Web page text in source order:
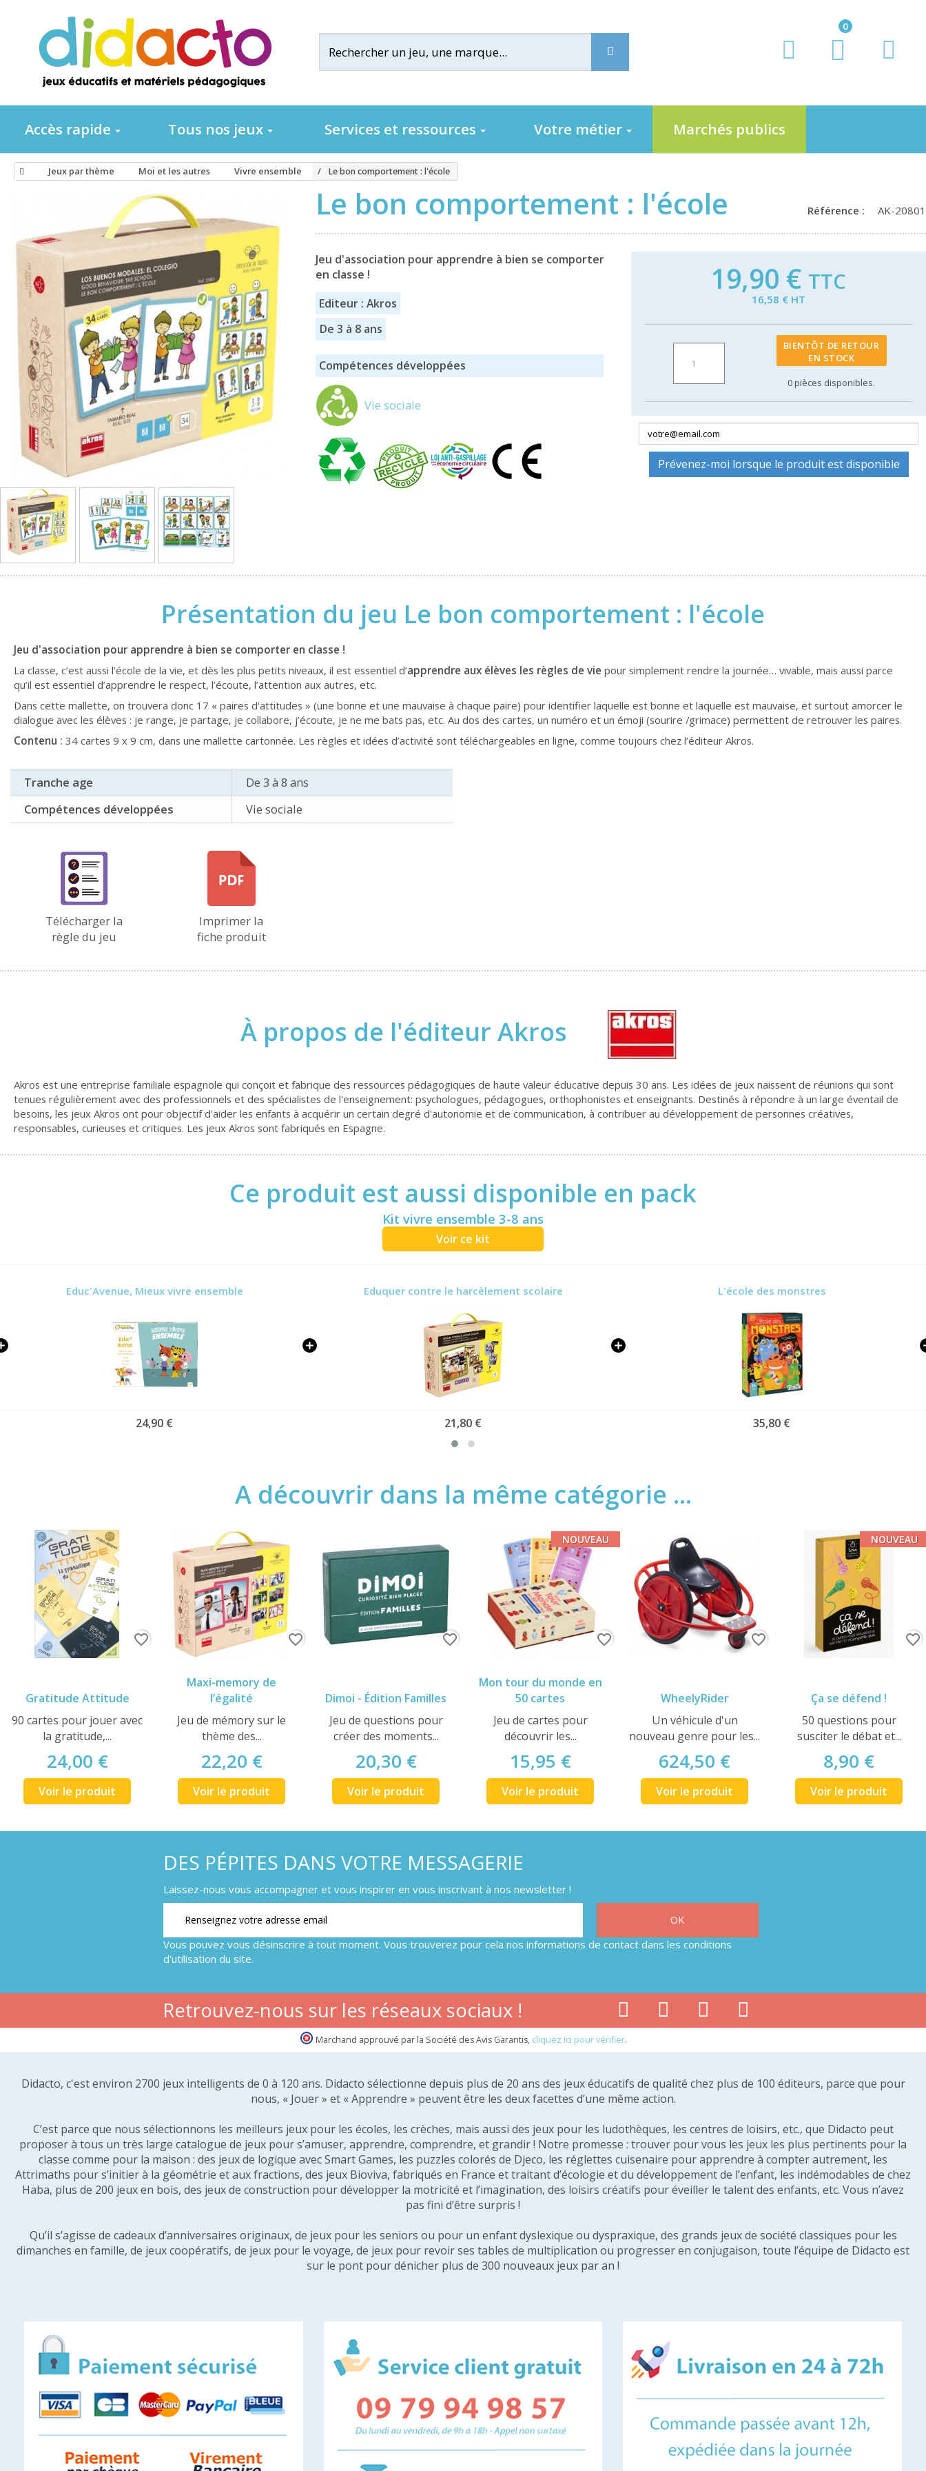
0
Accès rapide Tous nos jeux Services et ressources Votre métier Marchés publics
Jeux par thème Moi et les autres Vivre ensemble Le bon comportement : l'école
Le bon comportement : l'école Référence : AK-20801
Jeu d'association pour apprendre à bien se comporter
en classe !
Editeur : Akros
De 3 à 8 ans
Compétences développées
Vie sociale
19,90 € TTC
16,58 € HT
BIENTÔT DE RETOUR
EN STOCK
0pièces disponibles.
Prévenez-moi lorsque le produit est disponible
Présentation du jeu Le bon comportement : l'école
Jeu d'association pour apprendre à bien se comporter en classe !
La classe, c’est aussi l’école de la vie, et dès les plus petits niveaux, il est essentiel d’apprendre aux élèves les règles de vie pour simplement rendre la journée… vivable, mais aussi parce
qu’il est essentiel d’apprendre le respect, l’écoute, l’attention aux autres, etc.
Dans cette mallette, on trouvera donc 17 « paires d'attitudes » (une bonne et une mauvaise à chaque paire) pour identifier laquelle est bonne et laquelle est mauvaise, et surtout amorcer le
dialogue avec les élèves : je range, je partage, je collabore, j’écoute, je ne me bats pas, etc. Au dos des cartes, un numéro et un émoji (sourire /grimace) permettent de retrouver les paires.
Contenu : 34 cartes 9 x 9 cm, dans une mallette cartonnée. Les règles et idées d’activité sont téléchargeables en ligne, comme toujours chez l’éditeur Akros.
Tranche age
De 3 à 8 ans
Compétences développées
Vie sociale
Télécharger la
règle du jeu
Imprimer la
fiche produit
À propos de l'éditeur Akros
Akros est une entreprise familiale espagnole qui conçoit et fabrique des ressources pédagogiques de haute valeur éducative depuis 30 ans. Les idées de jeux naissent de réunions qui sont
tenues régulièrement avec des professionnels et des spécialistes de l'enseignement: psychologues, pédagogues, orthophonistes et enseignants. Destinés à répondre à un large éventail de
besoins, les jeux Akros ont pour objectif d'aider les enfants à acquérir un certain degré d'autonomie et de communication, à contribuer au développement de personnes créatives,
responsables, curieuses et critiques. Les jeux Akros sont fabriqués en Espagne.
Ce produit est aussi disponible en pack
Kit vivre ensemble 3-8 ans
Voir ce kit
Educ'Avenue, Mieux vivre ensemble
24,90 €
Eduquer contre le harcèlement scolaire
21,80 €
L'école des monstres
35,80 €
A découvrir dans la même catégorie ...
Gratitude Attitude
90 cartes pour jouer avec
la gratitude,...
24,00 €
Voir le produit
favorite_border
Maxi-memory de
l’égalité
Jeu de mémory sur le
thème des...
22,20 €
Voir le produit
favorite_border
Dimoi - Édition Familles
Jeu de questions pour
créer des moments...
20,30 €
Voir le produit
favorite_border
Mon tour du monde en
50 cartes
Jeu de cartes pour
découvrir les...
15,95 €
Voir le produit
NOUVEAU
favorite_border
WheelyRider
Un véhicule d'un
nouveau genre pour les...
624,50 €
Voir le produit
favorite_border
Ça se défend !
50 questions pour
susciter le débat et...
8,90 €
Voir le produit
NOUVEAU
favorite_border
DES PÉPITES DANS VOTRE MESSAGERIE
Laissez-nous vous accompagner et vous inspirer en vous inscrivant à nos newsletter !
Vous pouvez vous désinscrire à tout moment. Vous trouverez pour cela nos informations de contact dans les conditions
d'utilisation du site.
Retrouvez-nous sur les réseaux sociaux !
Marchand approuvé par la Société des Avis Garantis, cliquez ici pour vérifier.
Didacto, c'est environ 2700 jeux intelligents de 0 à 120 ans. Didacto sélectionne depuis plus de 20 ans des jeux éducatifs de qualité chez plus de 100 éditeurs, parce que pour
nous, « Jouer » et « Apprendre » peuvent être les deux facettes d’une même action.
C’est parce que nous sélectionnons les meilleurs jeux pour les écoles, les crèches, mais aussi des jeux pour les ludothèques, les centres de loisirs, etc., que Didacto peut
proposer à tous un très large catalogue de jeux pour s’amuser, apprendre, comprendre, et grandir ! Notre promesse : trouver pour vous les jeux les plus pertinents pour la
classe comme pour la maison : des jeux de logique avec Smart Games, les puzzles colorés de Djeco, les réglettes cuisenaire pour apprendre à compter autrement, les
Attrimaths pour s’initier à la géométrie et aux fractions, des jeux Bioviva, fabriqués en France et traitant d’écologie et du développement de l’enfant, les indémodables de chez
Haba, plus de 200 jeux en bois, des jeux de construction pour développer la motricité et l’imagination, des loisirs créatifs pour éveiller le talent des enfants, etc. Vous n’avez
pas fini d’être surpris !
Qu’il s’agisse de cadeaux d’anniversaires originaux, de jeux pour les seniors ou pour un enfant dyslexique ou dyspraxique, des grands jeux de société classiques pour les
dimanches en famille, de jeux coopératifs, de jeux pour le voyage, de jeux pour revoir ses tables de multiplication ou progresser en conjugaison, toute l’équipe de Didacto est
sur le pont pour dénicher plus de 300 nouveaux jeux par an !